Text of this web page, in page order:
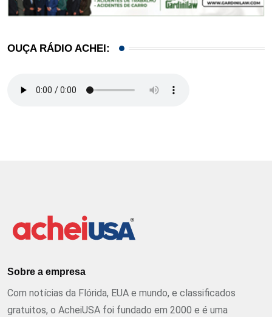
OUÇA RÁDIO ACHEI:
Sobre a empresa
Com notícias da Flórida, EUA e mundo, e classificados
gratuitos, o AcheiUSA foi fundado em 2000 e é uma